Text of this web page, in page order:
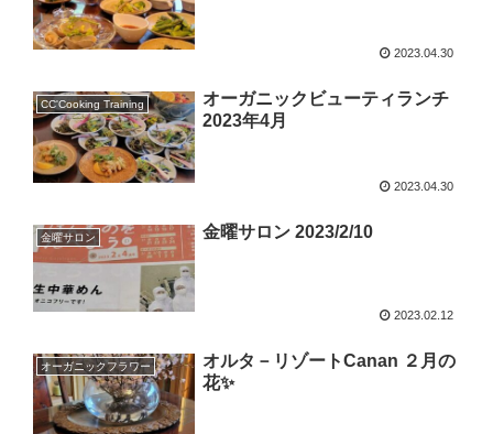
2023.04.30
CC'Cooking Training
オーガニックビューティランチ
2023年4月
2023.04.30
金曜サロン 金曜サロン 2023/2/10
2023.02.12
オーガニックフラワー
オルタ－リゾートCanan ２月の
花✨